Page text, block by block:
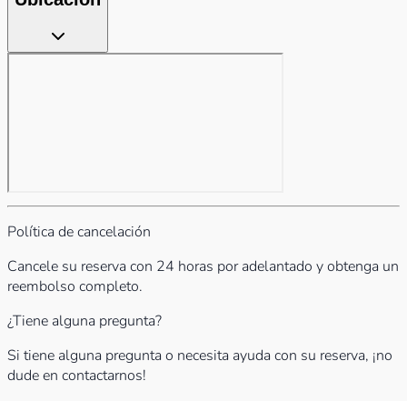
Política de cancelación
Cancele su reserva con 24 horas por adelantado y obtenga un
reembolso completo.
¿Tiene alguna pregunta?
Si tiene alguna pregunta o necesita ayuda con su reserva, ¡no
dude en contactarnos!